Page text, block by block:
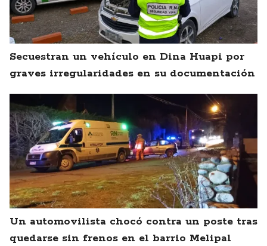
Secuestran un vehículo en Dina Huapi por
graves irregularidades en su documentación
Un automovilista chocó contra un poste tras
quedarse sin frenos en el barrio Melipal